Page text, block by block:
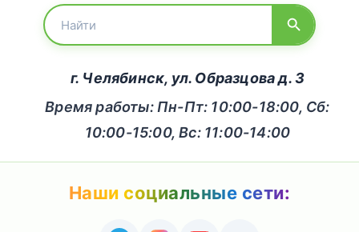
г. Челябинск, ул. Образцова д. 3
Время работы: Пн-Пт: 10:00-18:00, Сб:
10:00-15:00, Вс: 11:00-14:00
Наши социальные сети: